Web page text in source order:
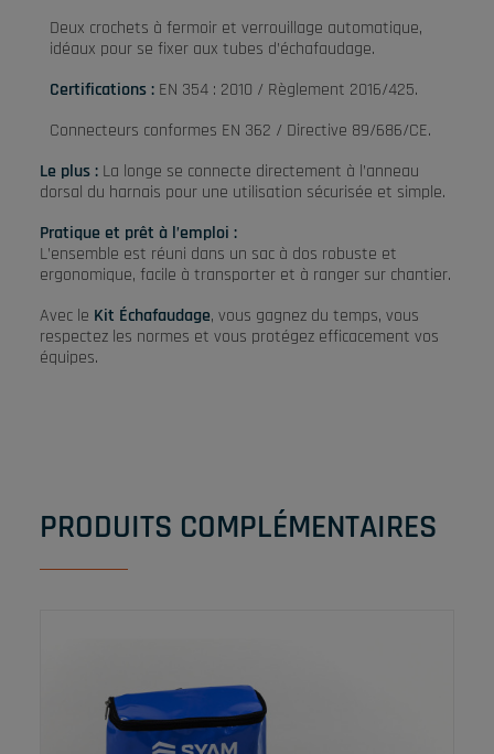
Deux crochets à fermoir et verrouillage automatique,
idéaux pour se fixer aux tubes d’échafaudage.
Certifications : EN 354 : 2010 / Règlement 2016/425.
Connecteurs conformes EN 362 / Directive 89/686/CE.
Le plus : La longe se connecte directement à l’anneau
dorsal du harnais pour une utilisation sécurisée et simple.
Pratique et prêt à l’emploi :
L’ensemble est réuni dans un sac à dos robuste et
ergonomique, facile à transporter et à ranger sur chantier.
Avec le Kit Échafaudage, vous gagnez du temps, vous
respectez les normes et vous protégez efficacement vos
équipes.
PRODUITS COMPLÉMENTAIRES